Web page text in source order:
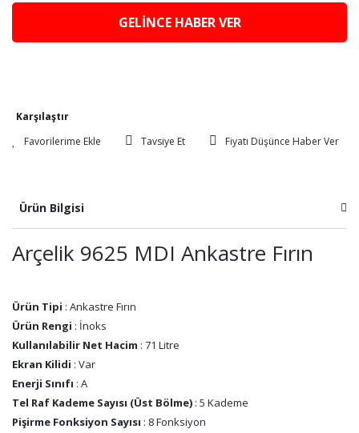
GELİNCE HABER VER
Karşılaştır
Tavsiye Et
Fiyatı Düşünce Haber Ver
Ürün Bilgisi
Arçelik 9625 MDI Ankastre Fırın
Ürün Tipi : Ankastre Fırın
Ürün Rengi : İnoks
Kullanılabilir Net Hacim : 71 Litre
Ekran Kilidi : Var
Enerji Sınıfı : A
Tel Raf Kademe Sayısı (Üst Bölme) : 5 Kademe
Pişirme Fonksiyon Sayısı : 8 Fonksiyon